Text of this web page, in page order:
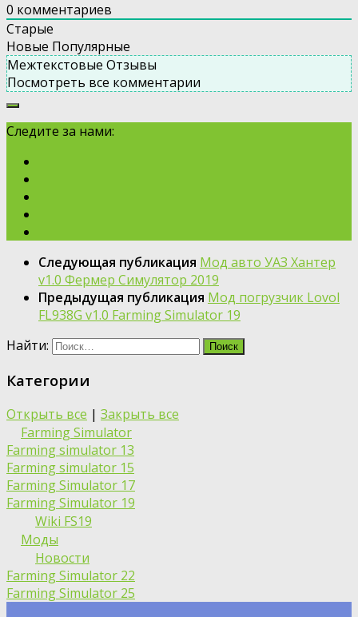
0 комментариев
Старые
Новые Популярные
Межтекстовые Отзывы
Посмотреть все комментарии
Следите за нами:
Следующая публикация Мод авто УАЗ Хантер
v1.0 Фермер Симулятор 2019
Предыдущая публикация Мод погрузчик Lovol
FL938G v1.0 Farming Simulator 19
Найти:
Категории
Открыть все | Закрыть все
Farming Simulator
Farming simulator 13
Farming simulator 15
Farming Simulator 17
Farming Simulator 19
Wiki FS19
Моды
Новости
Farming Simulator 22
Farming Simulator 25